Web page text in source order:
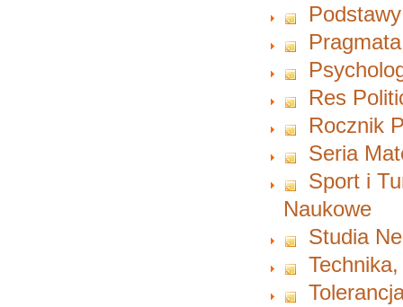
Res
Rocznik
Seria
Sport i
Naukowe
Studia